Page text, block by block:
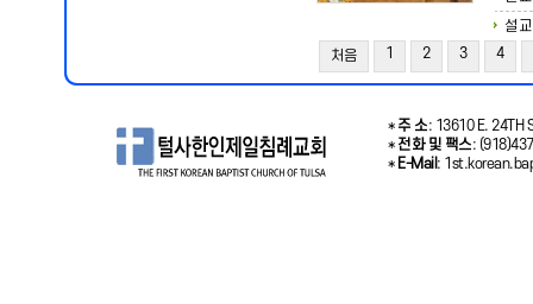
설
처음
1 2 3 4
* 주 소: 13610 E. 24TH
* 전화 및 팩스:
* E-Mail :